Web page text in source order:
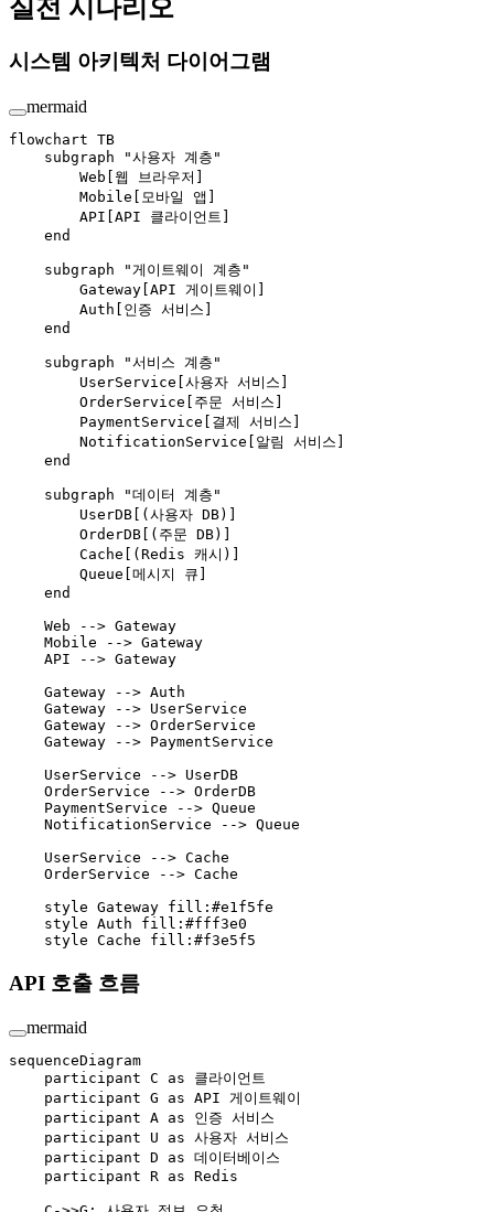
실전 시나리오
시스템 아키텍처 다이어그램
mermaid
flowchart TB
    subgraph "사용자 계층"
        Web[웹 브라우저]
        Mobile[모바일 앱]
        API[API 클라이언트]
    end
    subgraph "게이트웨이 계층"
        Gateway[API 게이트웨이]
        Auth[인증 서비스]
    end
    subgraph "서비스 계층"
        UserService[사용자 서비스]
        OrderService[주문 서비스]
        PaymentService[결제 서비스]
        NotificationService[알림 서비스]
    end
    subgraph "데이터 계층"
        UserDB[(사용자 DB)]
        OrderDB[(주문 DB)]
        Cache[(Redis 캐시)]
        Queue[메시지 큐]
    end
    Web --> Gateway
    Mobile --> Gateway
    API --> Gateway
    Gateway --> Auth
    Gateway --> UserService
    Gateway --> OrderService
    Gateway --> PaymentService
    UserService --> UserDB
    OrderService --> OrderDB
    PaymentService --> Queue
    NotificationService --> Queue
    UserService --> Cache
    OrderService --> Cache
    style Gateway fill:#e1f5fe
    style Auth fill:#fff3e0
    style Cache fill:#f3e5f5
API 호출 흐름
mermaid
sequenceDiagram
    participant C as 클라이언트
    participant G as API 게이트웨이
    participant A as 인증 서비스
    participant U as 사용자 서비스
    participant D as 데이터베이스
    participant R as Redis